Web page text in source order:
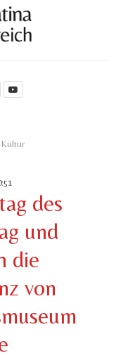
Kultur
des
und
die
von